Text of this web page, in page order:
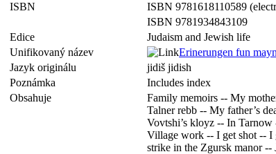
ISBN
ISBN 9781618110589
ISBN 9781934843109
Edice
Judaism and Jewish life
Unifikovaný název
Erinerungen fun
Jazyk originálu
jidiš jidish
Poznámka
Includes index
Obsahuje
Family memoirs -- My
Talner rebb -- My father’s
Vovtshi’s kloyz -- In
Village work -- I get shot -- I
strike in the Zgursk manor --